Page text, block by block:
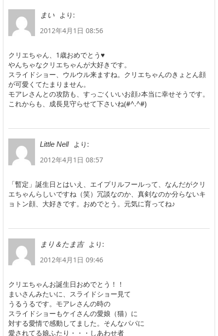
まい
より:
2012年4月1日 08:56
クリエちゃん、1歳おめでとう♥
やんちゃなクリエちゃんが大好きです。
スライドショー、ウルウル来ますね。クリエちゃんのきょとん顔
が可愛くてたまりません。
モアレさんとの攻防も、すっごくいいお顔♪本当に幸せそうです。
これからも、成長見守らせて下さいね(#^.^#)
Little Nell
より:
2012年4月1日 08:57
「暫定」誕生日とはいえ、エイプリルフールって、なんだがクリ
エちゃんらしいですね（笑）冗談なのか、真剣なのか分らないキ
ョトン顔、大好きです。おめでとう。元気に育ってね♪
まり＆たま吉
より:
2012年4月1日 09:46
クリエちゃんお誕生日おめでとう！！
まいさんみたいに、スライドショー見て
うるうるです。モアレさんの時の
スライドショーもケイさんの愛娘（猫）に
対する愛情で感動してました。そんなパパに
愛されてる娘ふたり・・・しあわせ者